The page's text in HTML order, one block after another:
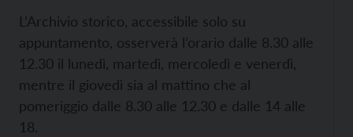
L’Archivio storico, accessibile solo su
appuntamento, osserverà l’orario dalle 8.30 alle
12.30 il lunedì, martedì, mercoledì e venerdì,
mentre il giovedì sia al mattino che al
pomeriggio dalle 8.30 alle 12.30 e dalle 14 alle
18.